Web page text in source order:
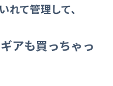
て管理して、
アも買っちゃっ